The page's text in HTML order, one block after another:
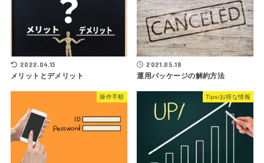
2022.04.13
メリットとデメリット
2021.05.18
運用パッケージの解約方法
操作手順 Tips/お得な情報